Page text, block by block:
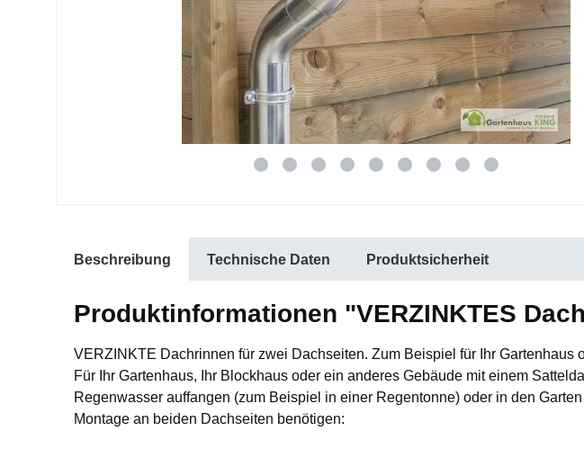
Beschreibung Technische Daten Produktsicherheit
Produktinformationen "VERZINKTES
VERZINKTE Dachrinnen für zwei Dachseiten. Zum Beispiel für Ihr Gartenhaus
Für Ihr Gartenhaus, Ihr Blockhaus oder ein anderes Gebäude mit einem
Regenwasser auffangen (zum Beispiel in einer Regentonne) oder in den
Montage an beiden Dachseiten benötigen: